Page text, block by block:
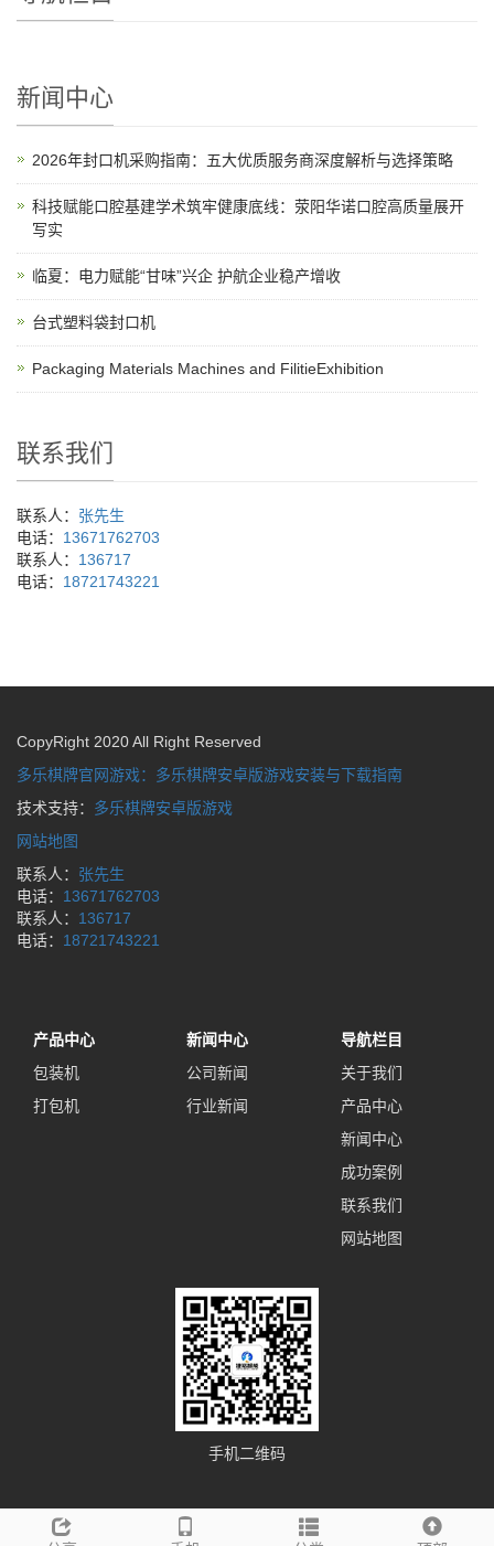
新闻中心
2026年封口机采购指南：五大优质服务商深度解析与选择策略
科技赋能口腔基建学术筑牢健康底线：荥阳华诺口腔高质量展开
写实
临夏：电力赋能“甘味”兴企 护航企业稳产增收
台式塑料袋封口机
Packaging Materials Machines and FilitieExhibition
联系我们
联系人： 张先生
电话： 13671762703
联系人： 136717
电话： 18721743221
CopyRight 2020 All Right Reserved
多乐棋牌官网游戏：多乐棋牌安卓版游戏安装与下载指南
技术支持： 多乐棋牌安卓版游戏
网站地图
联系人： 张先生
电话： 13671762703
联系人： 136717
电话： 18721743221
产品中心
包装机
打包机
新闻中心
公司新闻
行业新闻
导航栏目
关于我们
产品中心
新闻中心
成功案例
联系我们
网站地图
手机二维码